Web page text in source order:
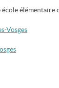
Vosges